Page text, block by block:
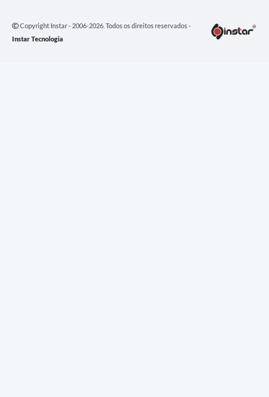
Copyright Instar - 2006-2026. Todos os direitos reservados -
Instar Tecnologia